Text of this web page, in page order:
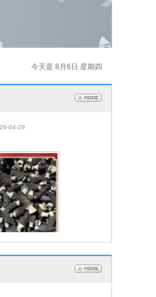
今天是 8月6日 星期四
材菌汤锅干菇
04-29
发欢迎咨询合作代发秋